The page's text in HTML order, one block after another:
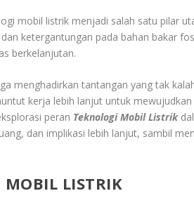
mobil listrik menjadi salah satu pilar
ketergantungan pada bahan bakar
berkelanjutan.
menghadirkan tantangan yang tak
kerja lebih lanjut untuk
peran Teknologi Mobil Listrik
dan implikasi lebih lanjut, sambil
LISTRIK